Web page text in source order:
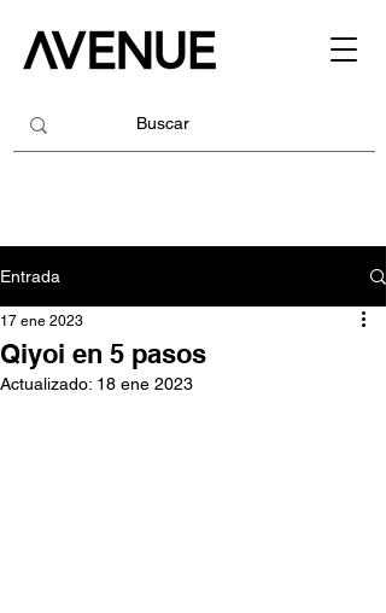
Entrada
Qiyoi en 5 pasos
17 ene 2023
Actualizado: 18 ene 2023